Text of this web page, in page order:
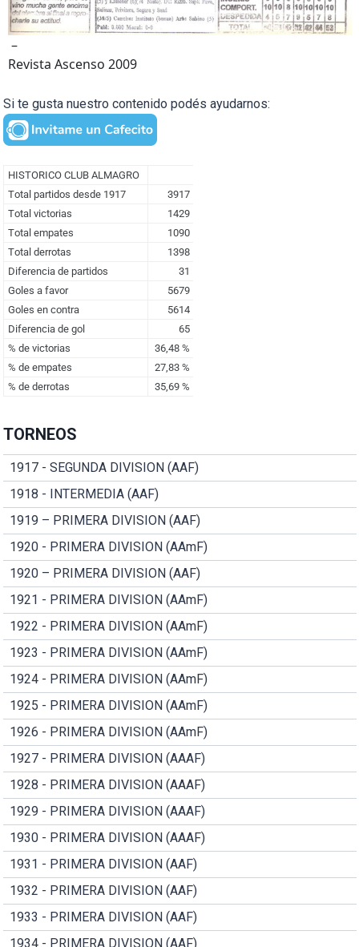
–
Revista Ascenso 2009
Si te gusta nuestro contenido podés ayudarnos:
TORNEOS
1917 - SEGUNDA DIVISION (AAF)
1918 - INTERMEDIA (AAF)
1919 – PRIMERA DIVISION (AAF)
1920 - PRIMERA DIVISION (AAmF)
1920 – PRIMERA DIVISION (AAF)
1921 - PRIMERA DIVISION (AAmF)
1922 - PRIMERA DIVISION (AAmF)
1923 - PRIMERA DIVISION (AAmF)
1924 - PRIMERA DIVISION (AAmF)
1925 - PRIMERA DIVISION (AAmF)
1926 - PRIMERA DIVISION (AAmF)
1927 - PRIMERA DIVISION (AAAF)
1928 - PRIMERA DIVISION (AAAF)
1929 - PRIMERA DIVISION (AAAF)
1930 - PRIMERA DIVISION (AAAF)
1931 - PRIMERA DIVISION (AAF)
1932 - PRIMERA DIVISION (AAF)
1933 - PRIMERA DIVISION (AAF)
1934 - PRIMERA DIVISION (AAF)